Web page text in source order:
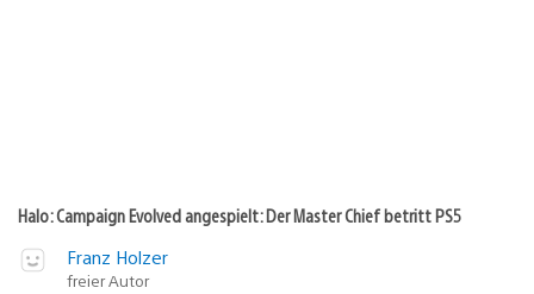
Halo: Campaign Evolved angespielt: Der Master Chief betritt PS5
Franz Holzer
freier Autor